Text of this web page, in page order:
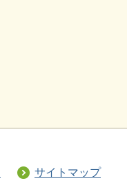
サイトマップ